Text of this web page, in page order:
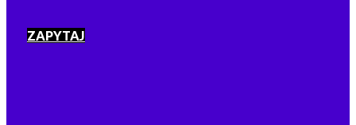
ZAPYTAJ